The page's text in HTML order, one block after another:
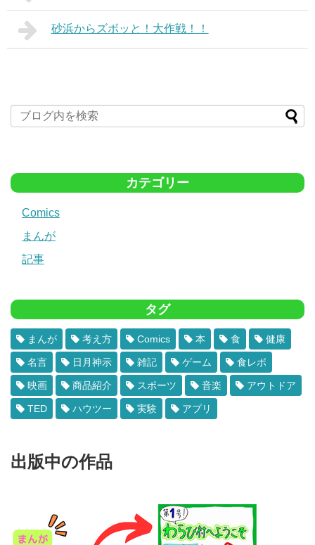
砂浜からズボッと！大作戦！！
カテゴリー
Comics
まんが
記事
タグ
まんが 考え方 Comics 本 食 健康
名言 日月神示 雑記 ゲーム 食レポ
映画 商品紹介 スポーツ 音楽 アウトドア
TED ハウツー 実験 アプリ
出版中の作品